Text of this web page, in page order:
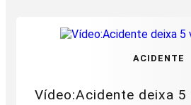
ACIDENTE
Vídeo:Acidente deixa